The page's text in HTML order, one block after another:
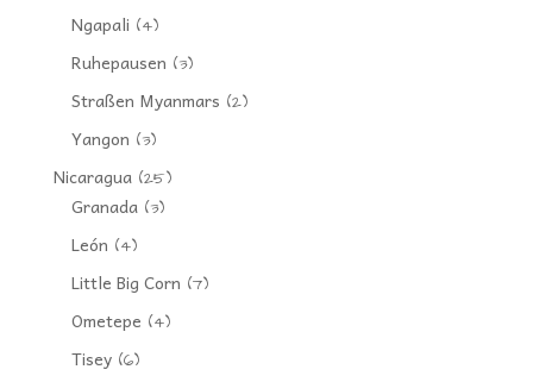
Ngapali (4)
Ruhepausen (3)
Straßen Myanmars (2)
Yangon (3)
Nicaragua(25)
Granada(3)
León (4)
Little Big Corn (7)
Ometepe (4)
Tisey(6)